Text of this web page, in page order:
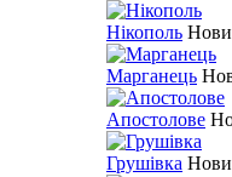
Нікополь
Марганець
Апостолове
Грушівка